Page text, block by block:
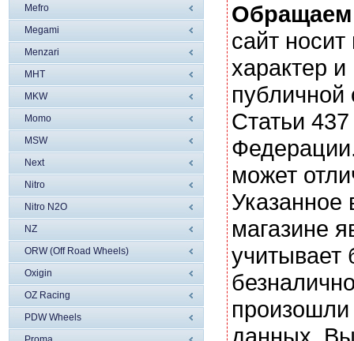
Mefro
Megami
Menzari
MHT
MKW
Momo
MSW
Next
Nitro
Nitro N2O
NZ
ORW (Off Road Wheels)
Oxigin
OZ Racing
PDW Wheels
сайт
характер
Статьи
может
магазине
учитывает